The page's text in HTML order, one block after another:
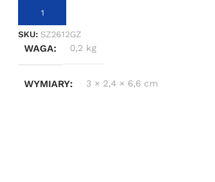
DODAJ DO KOSZYKA
SKU: SZ2612GZ
WAGA 0,2 kg
WYMIARY 3 × 2,4 × 6,6 cm